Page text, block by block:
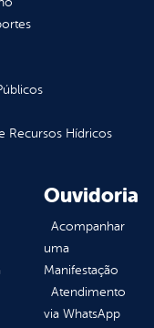
Recursos Hídricos
Ouvidoria
Acompanhar
uma
Manifestação
Atendimento
via WhatsApp